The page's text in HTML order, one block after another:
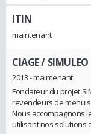
ITIN
maintenant
CIAGE / SIMULEO
2013 - maintenant
Fondateur du projet
revendeurs de
Nous accompagnons
utilisant nos solutions